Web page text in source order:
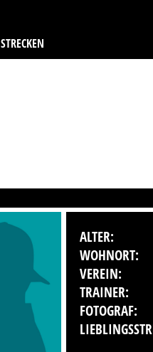
STRECKEN
ALTER:
WOHNORT:
VEREIN:
TRAINER:
FOTOGRAF: